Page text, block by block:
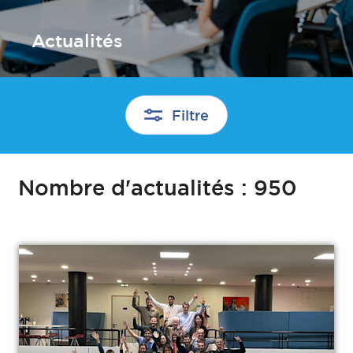
Actualités
Filtre
Nombre d'actualités : 950